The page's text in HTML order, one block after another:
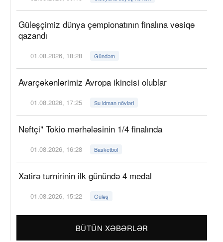
Güləşçimiz dünya çempionatının finalına vəsiqə
qazandı
01.08.2026, 18:28 Gündəm
Avarçəkənlərimiz Avropa ikincisi olublar
01.08.2026, 17:25 Su idman növləri
Neftçi" Tokio mərhələsinin 1/4 finalında
01.08.2026, 16:28 Basketbol
Xatirə turnirinin ilk günündə 4 medal
01.08.2026, 15:22 Güləş
BÜTÜN XƏBƏRLƏR